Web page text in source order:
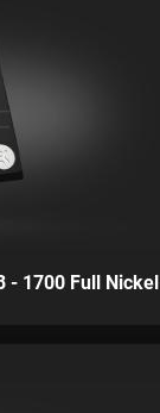
- 1700 Full Nickel